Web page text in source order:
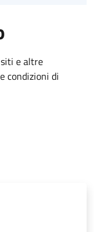
e altre
condizioni di